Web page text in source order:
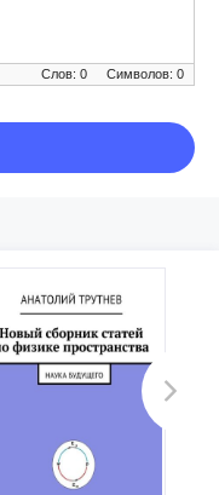
Символов: 0
Слов: 0